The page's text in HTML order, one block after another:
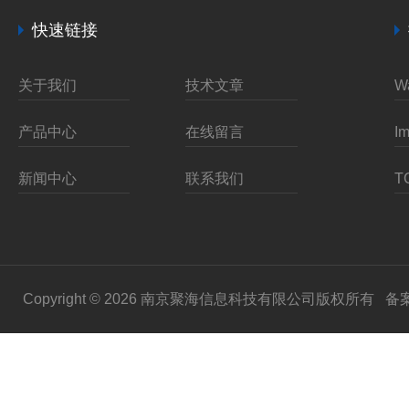
快速链接
关于我们 技术文章
产品中心 在线留言
新闻中心 联系我们
Copyright © 2026 南京聚海信息科技有限公司版权所有 备